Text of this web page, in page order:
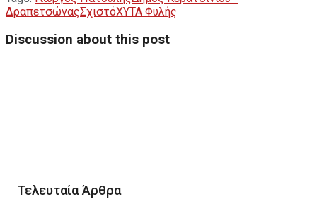
ΔραπετσώναςΣχιστόΧΥΤΑ Φυλής
Discussion about this post
Τελευταία Άρθρα